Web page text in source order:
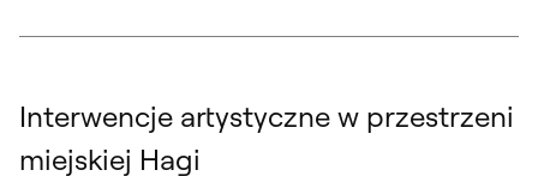
Interwencje artystyczne w przestrzeni
miejskiej Hagi